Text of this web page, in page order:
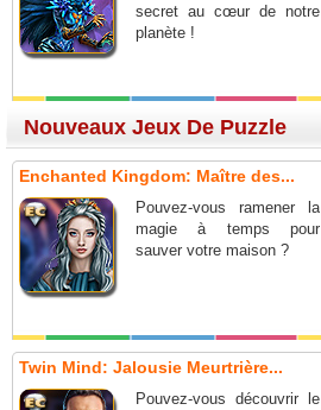
secret au cœur de notre
planète !
Nouveaux Jeux De Puzzle
Enchanted Kingdom: Maître des...
Pouvez-vous ramener la
magie à temps pour
sauver votre maison ?
Twin Mind: Jalousie Meurtrière...
Pouvez-vous découvrir le